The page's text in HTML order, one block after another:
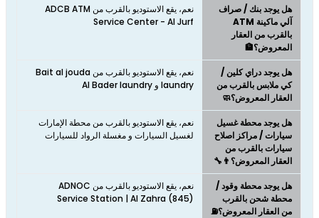
هل يوجد بنك / صراف
آلي ماكينة ATM
بالقرب من العقار
المعروض؟🏦
نعم، يقع الاستوديو بالقرب من ADCB ATM
Service Center - Al Jurf
هل يوجد دراي كلين /
كي ملابس بالقرب من
العقار المعروض؟🧼
نعم، يقع الاستوديو بالقرب من Bait al jouda
laundry و Al Bader laundry
هل يوجد محطة غسيل
سيارات / مراكز اصلاح
سيارات بالقرب من
العقار المعروض؟👨‍🔧
نعم، يقع الاستوديو بالقرب من محطة الإمارات
لغسيل السيارات و مغسلة الرواد للسيارات
هل يوجد محطة وقود /
محطة شحن بالقرب
من العقار المعروض؟⛽
نعم، يقع الاستوديو بالقرب من ADNOC
Service Station | Al Zahra (845)